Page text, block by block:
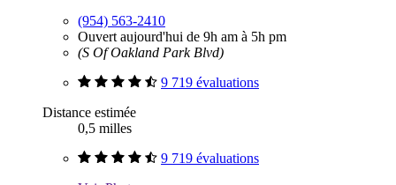
(954) 563-2410
Ouvert aujourd'hui de 9h am à 5h pm
(S Of Oakland Park Blvd)
9 719 évaluations
Distance estimée
0,5 milles
9 719 évaluations